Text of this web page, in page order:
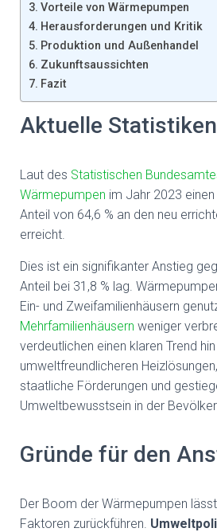
Vorteile von Wärmepumpen
Herausforderungen und Kritik
Produktion und Außenhandel
Zukunftsaussichten
Fazit
Aktuelle Statistiken
Laut des Statistischen
Wärmepumpen im Jahr 2023
Anteil von 64,6 % an den neu
erreicht.
Dies ist ein signifikanter Anstieg
Anteil bei 31,8 % lag.
Ein- und Zweifamilienhäusern
Mehrfamilienhäusern weniger
verdeutlichen einen klaren Trend
umweltfreundlicheren
staatliche Förderungen und
Umweltbewusstsein in der
Gründe für den
Der Boom der Wärmepumpen
Faktoren zurückführen.